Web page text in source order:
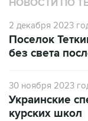
НОВОСТИ ПО
2 декабря 2023
Поселок
без света
30 ноября 2023
Украинские
курских школ